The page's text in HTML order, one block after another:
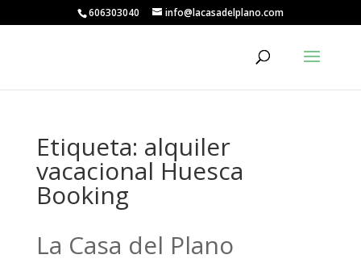
606303040 info@lacasadelplano.com
Etiqueta: alquiler
vacacional Huesca
Booking
La Casa del Plano